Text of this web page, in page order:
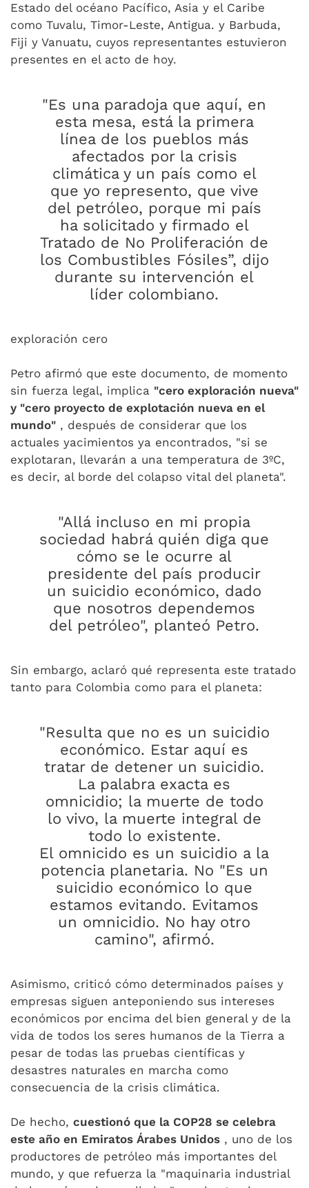
Estado del océano Pacífico, Asia y el Caribe
como Tuvalu, Timor-Leste, Antigua. y Barbuda,
Fiji y Vanuatu, cuyos representantes estuvieron
presentes en el acto de hoy.
"Es una paradoja que aquí, en
esta mesa, está la primera
línea de los pueblos más
afectados por la crisis
climática y un país como el
que yo represento, que vive
del petróleo, porque mi país
ha solicitado y firmado el
Tratado de No Proliferación de
los Combustibles Fósiles”, dijo
durante su intervención el
líder colombiano.
exploración cero
Petro afirmó que este documento, de momento
sin fuerza legal, implica "cero exploración nueva"
y "cero proyecto de explotación nueva en el
mundo" , después de considerar que los
actuales yacimientos ya encontrados, "si se
explotaran, llevarán a una temperatura de 3ºC,
es decir, al borde del colapso vital del planeta".
"Allá incluso en mi propia
sociedad habrá quién diga que
cómo se le ocurre al
presidente del país producir
un suicidio económico, dado
que nosotros dependemos
del petróleo", planteó Petro.
Sin embargo, aclaró qué representa este tratado
tanto para Colombia como para el planeta:
"Resulta que no es un suicidio
económico. Estar aquí es
tratar de detener un suicidio.
La palabra exacta es
omnicidio; la muerte de todo
lo vivo, la muerte integral de
todo lo existente.
El omnicido es un suicidio a la
potencia planetaria. No "Es un
suicidio económico lo que
estamos evitando. Evitamos
un omnicidio. No hay otro
camino", afirmó.
Asimismo, criticó cómo determinados países y
empresas siguen anteponiendo sus intereses
económicos por encima del bien general y de la
vida de todos los seres humanos de la Tierra a
pesar de todas las pruebas científicas y
desastres naturales en marcha como
consecuencia de la crisis climática.
De hecho, cuestionó que la COP28 se celebra
este año en Emiratos Árabes Unidos , uno de los
productores de petróleo más importantes del
mundo, y que refuerza la "maquinaria industrial